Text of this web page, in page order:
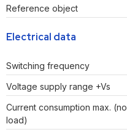
Reference object
Electrical data
Switching frequency
Voltage supply range +Vs
Current consumption max. (no
load)